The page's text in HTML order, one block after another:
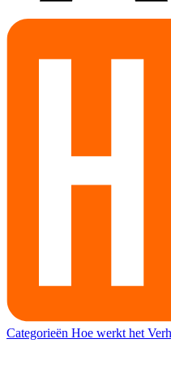
Categorieën Hoe werkt het